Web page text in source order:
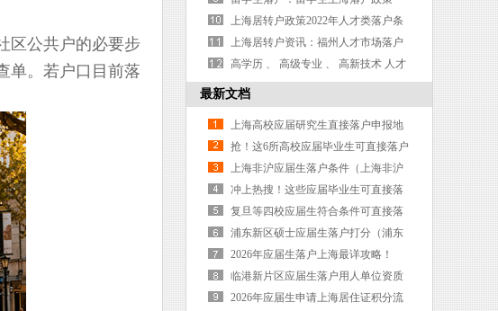
区公共户的必要步
单。若户口目前落
2019 2019年留学生申请办理的经验分
享
上海居转户政策2022年人才类落户条
件公布全在上面
上海居转户资讯：福州人才市场落户
吗
高学历 、 高级专业 、 高新技术 人才
直接落户上海
最新文档
上海高校应届研究生直接落户申报地
点（上海市高校研究生落户政策）
抢！这6所高校应届毕业生可直接落户
上海（上海高校应届毕业落户政策）
上海非沪应届生落户条件（上海非沪
应届生落户条件要求）
冲上热搜！这些应届毕业生可直接落
户上海（4所高校应届毕业生可直接落
户上海）
复旦等四校应届生符合条件可直接落
户上海（复旦应届毕业生落户上海）
浦东新区硕士应届生落户打分（浦东
人才落户要多长时间）
2026年应届生落户上海最详攻略！
（2026年上海应届生落户政策）
临港新片区应届生落户用人单位资质
申报条件（临港新片区人才落户政
2026年应届生申请上海居住证积分流